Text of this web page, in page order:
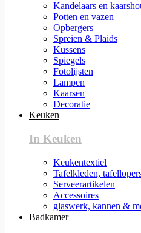
Kandelaars en
Potten en vazen
Opbergers
Spreien & Plaids
Kussens
Spiegels
Fotolijsten
Lampen
Kaarsen
Decoratie
Keuken
In Keuken
Keukentextiel
Tafelkleden,
Serveerartikelen
Accessoires
glaswerk, kannen &
Badkamer